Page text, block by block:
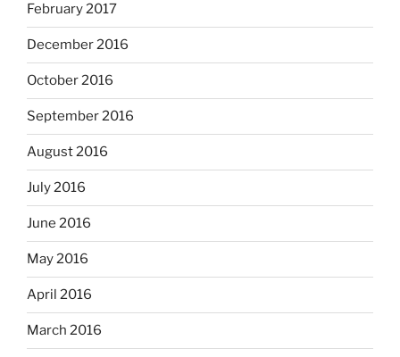
February 2017
December 2016
October 2016
September 2016
August 2016
July 2016
June 2016
May 2016
April 2016
March 2016